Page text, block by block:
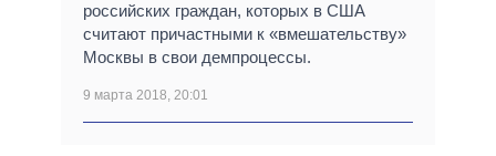
российских граждан, которых в США
считают причастными к «вмешательству»
Москвы в свои демпроцессы.
9 марта 2018, 20:01